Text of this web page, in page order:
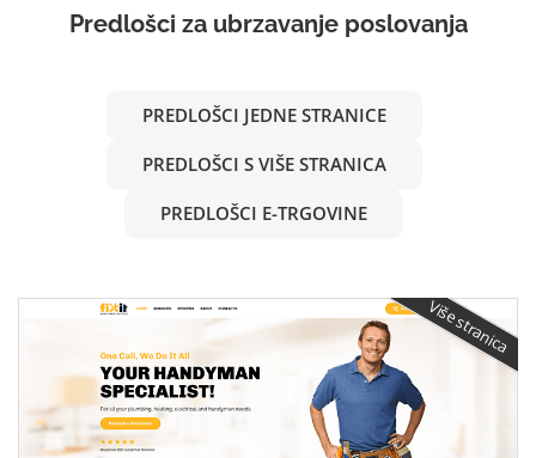
Predlošci za ubrzavanje poslovanja
PREDLOŠCI JEDNE STRANICE
PREDLOŠCI S VIŠE STRANICA
PREDLOŠCI E-TRGOVINE
Više stranica